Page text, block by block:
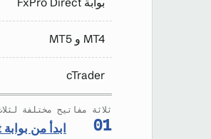
MT4 و MT5
cTrader
ثلاثة مفاتيح مختلفة
ابدأ من بوابة FxPro Direct